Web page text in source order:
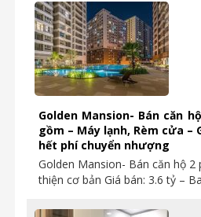
Golden Mansion- Bán căn
gồm – Máy lạnh, Rèm cửa –
hết phí chuyển nhượng
Golden Mansion- Bán căn hộ 2
thiện cơ bản Giá bán: 3.6 tỷ –